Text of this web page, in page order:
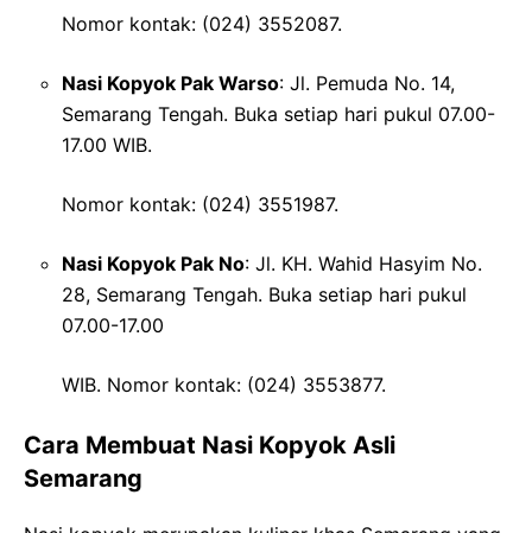
Nomor kontak: (024) 3552087.
Nasi Kopyok Pak Warso: Jl. Pemuda No. 14,
Semarang Tengah. Buka setiap hari pukul 07.00-
17.00 WIB.
Nomor kontak: (024) 3551987.
Nasi Kopyok Pak No: Jl. KH. Wahid Hasyim No.
28, Semarang Tengah. Buka setiap hari pukul
07.00-17.00
WIB. Nomor kontak: (024) 3553877.
Cara Membuat Nasi Kopyok Asli
Semarang